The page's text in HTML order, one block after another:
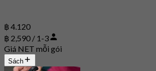
฿ 4.120
฿ 2,590 / 1-3
Giá NET mỗi gói
Sách